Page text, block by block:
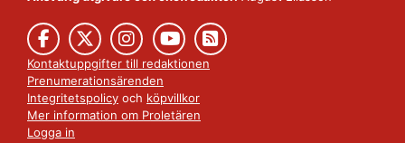
Kontaktuppgifter till redaktionen
Prenumerationsärenden
Integritetspolicy och köpvillkor
Mer information om Proletären
Logga in